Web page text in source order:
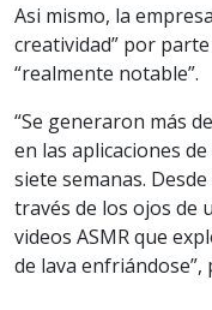
Asi mismo, la
creatividad” por
“realmente notable”.
“Se generaron más
en las aplicaciones
siete semanas.
través de los ojos de
videos ASMR que
de lava